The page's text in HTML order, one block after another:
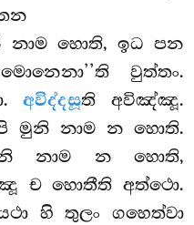
හොති, ඉධ පන
වුත්තං.
අවිද්දසූති අවිඤ්ඤූ.
මුනි නාම න හොති.
නාම න හොති,
ච හොතීති අත්ථො.
හි තුලං ගහෙත්වා